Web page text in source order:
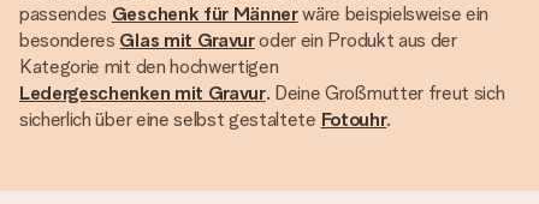
passendes Geschenk für Männerwäre beispielsweise ein
besonderes Glas mit Gravuroder ein Produkt aus der
Kategorie mit den hochwertigen
Ledergeschenken mit Gravur. Deine Großmutter freut sich
sicherlich über eine selbst gestaltete Fotouhr.